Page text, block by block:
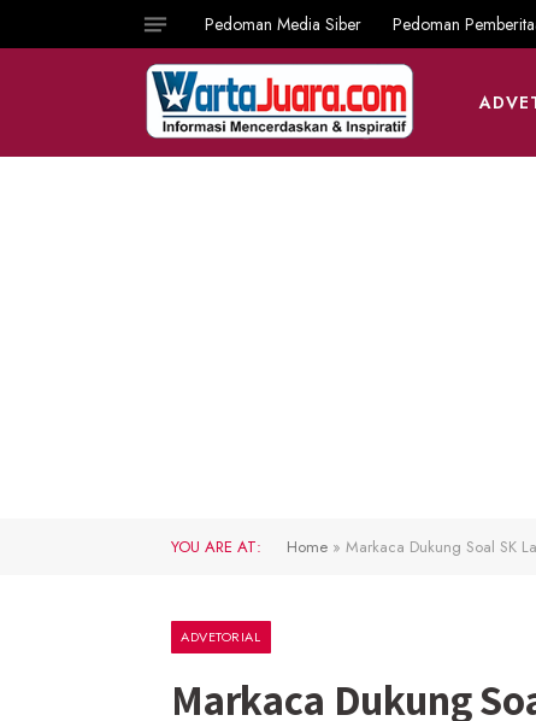
Pedoman Media Siber Pedoman
YOU ARE AT: Home » Markaca Dukung Soal SK
ADVETORIAL
Markaca Dukung